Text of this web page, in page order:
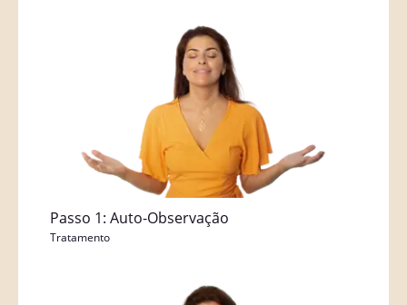
Passo 1: Auto-Observação
Tratamento